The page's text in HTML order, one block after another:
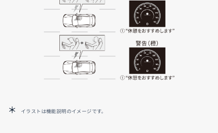
イラストは機能説明のイメージです。